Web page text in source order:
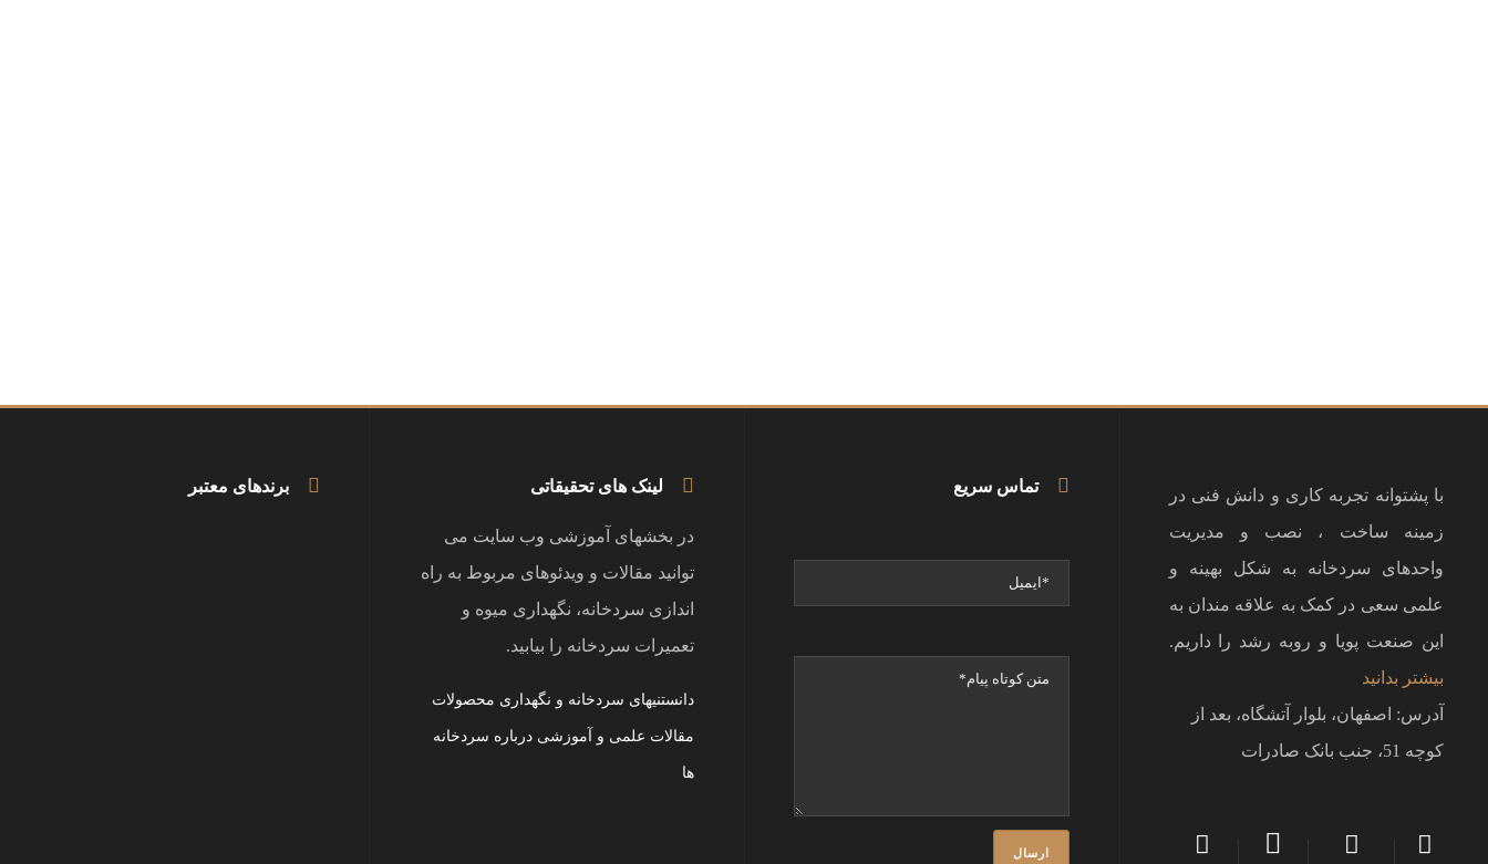
برندهای معتبر لینک های تحقیقاتی
در بخشهای آموزشی وب سایت می
توانید مقالات و ویدئوهای مربوط به راه
اندازی سردخانه، نگهداری میوه و
تعمیرات سردخانه را بیابید.
دانستنیهای سردخانه و نگهداری محصولات
مقالات علمی و آموزشی درباره سردخانه
ها
تماس سریع
با پشتوانه تجربه کاری و دانش فنی در
زمینه ساخت ، نصب و مدیریت
واحدهای سردخانه به شکل بهینه و
علمی سعی در کمک به علاقه مندان به
این صنعت پویا و روبه رشد را داریم.
بیشتر بدانید
آدرس: اصفهان، بلوار آتشگاه، بعد از
کوچه 51، جنب بانک صادرات